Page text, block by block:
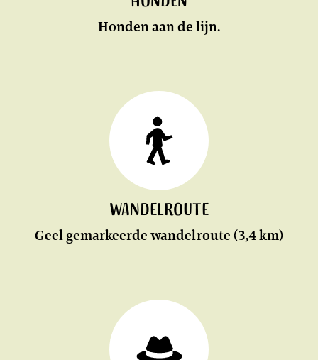
Honden aan de lijn.
Wandelroute
Geel gemarkeerde wandelroute (3,4 km)